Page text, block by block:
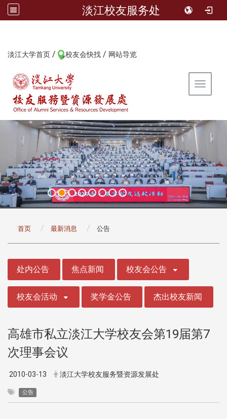
淡江校友服务处
淡江大学首页 / 校友会快找 / 网站导览
Toggle
首页 最新消息 公告
处内公告 焦点新闻 校友会公告
校友会活动 奖学金公告 杰出校友新闻
高雄市私立淡江大学校友会第19届第7
次理事会议
2010-03-13 淡江大学校友服务暨资源发展处
公告